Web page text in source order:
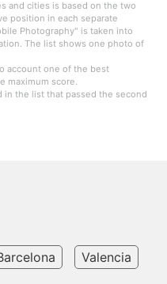
and cities is based on the two
position in each separate
Photography" is taken into
The list shows one photo of
account one of the best
maximum score.
the list that passed the second
Valencia